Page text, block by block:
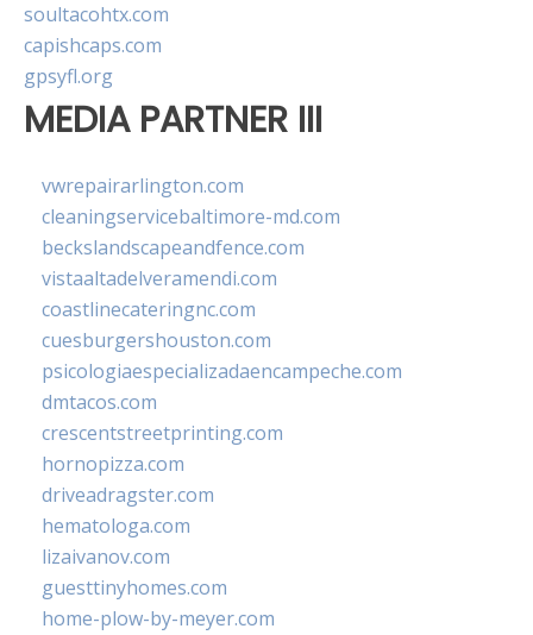
soultacohtx.com
capishcaps.com
gpsyfl.org
MEDIA PARTNER III
vwrepairarlington.com
cleaningservicebaltimore-md.com
beckslandscapeandfence.com
vistaaltadelveramendi.com
coastlinecateringnc.com
cuesburgershouston.com
psicologiaespecializadaencampeche.com
dmtacos.com
crescentstreetprinting.com
hornopizza.com
driveadragster.com
hematologa.com
lizaivanov.com
guesttinyhomes.com
home-plow-by-meyer.com